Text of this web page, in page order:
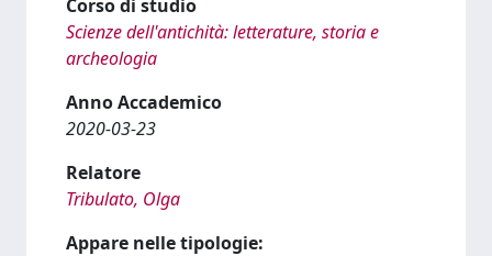
Corso di studio
Scienze dell'antichità: letterature, storia e
archeologia
Anno Accademico
2020-03-23
Relatore
Tribulato, Olga
Appare nelle tipologie: